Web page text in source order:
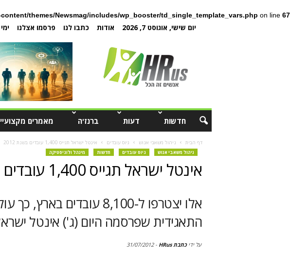
themes/Newsmag/includes/wp_booster/td_single_template_vars.php on line 67
יום שישי, אוגוסט 7, 2026 אודות כתבו לנו פרסמו אצלנו
חדשות דעות ברנז'ה מאמרים
דף הבית ניהול משאבי אנוש גיוס עובדים אינטל ישראל תגייס 1,400 עובדים בשנת 2012
ניהול משאבי אנוש גיוס עובדים חדשות מינהל ולוגיסטיקה
אינטל ישראל תגייס 1,400 עובדים בשנת 2012
אלו יצטרפו ל-8,100 עובדים
התאגידית שפרסמה היום (ג') אינטל
על ידיכתבת HRus -
31/07/2012